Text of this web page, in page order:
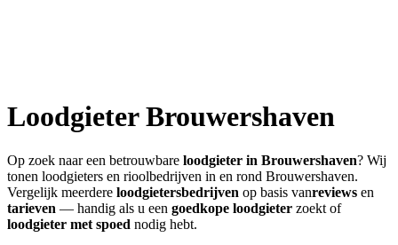
LoodgieterBrouwershaven
Op zoek naar een betrouwbare loodgieter in Brouwershaven? Wij
tonen loodgieters en rioolbedrijven in en rond Brouwershaven.
Vergelijk meerdere loodgietersbedrijven op basis vanreviews en
tarieven — handig als u een goedkope loodgieter zoekt of
loodgieter met spoed nodig hebt.